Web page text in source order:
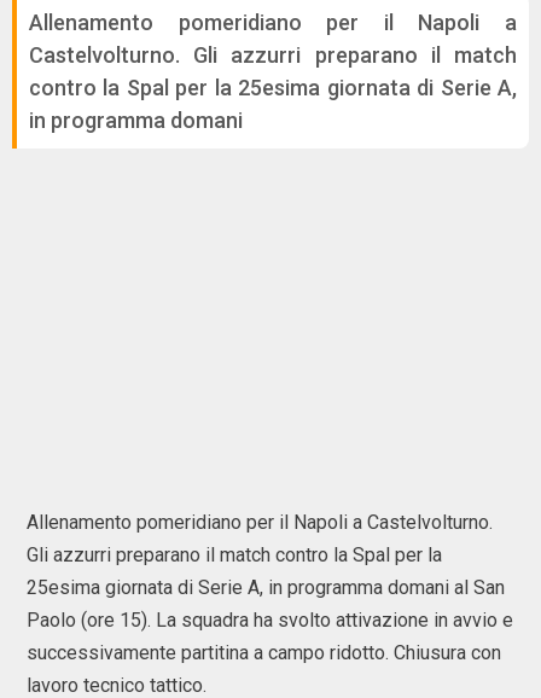
Allenamento pomeridiano per il Napoli a
Castelvolturno. Gli azzurri preparano il match
contro la Spal per la 25esima giornata di Serie A,
in programma domani
Allenamento pomeridiano per il Napoli a Castelvolturno.
Gli azzurri preparano il match contro la Spal per la
25esima giornata di Serie A, in programma domani al San
Paolo (ore 15). La squadra ha svolto attivazione in avvio e
successivamente partitina a campo ridotto. Chiusura con
lavoro tecnico tattico.